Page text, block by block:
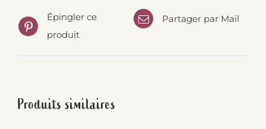
Épingler ce
produit
Partager par Mail
Produits similaires